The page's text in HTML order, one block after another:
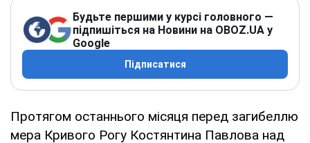
Будьте першими у курсі головного —
підпишіться на Новини на OBOZ.UA у
Google
Підписатися
Протягом останнього місяця перед загибеллю
мера Кривого Рогу Костянтина Павлова над